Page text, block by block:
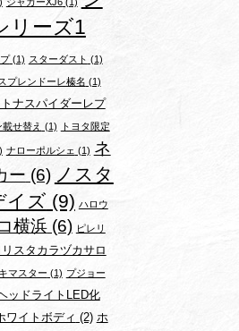
リーズ1
(1) スターダスト (1)
プレンドーレ榛名 (1)
ナスパイダーレプ
載せ替え (1) トヨタ限定
ナローポルシェ (1) ネ
ー (6) ノスタ
イズ (9) ハロウ
横浜(6) ピレリ
スタカラヅカサロ
マスター (1) プジョー
ッドライトLED化
ワイトボディ (2) ホ